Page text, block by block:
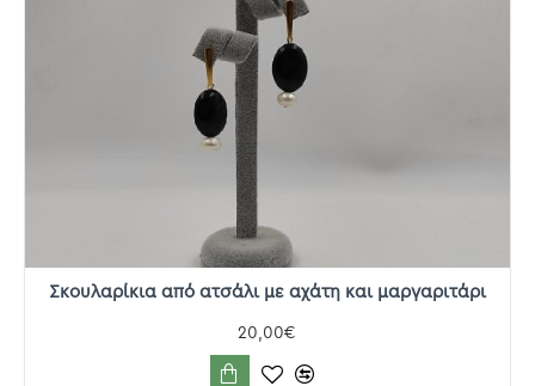
Σκουλαρίκια από ατσάλι με αχάτη και μαργαριτάρι
20,00€